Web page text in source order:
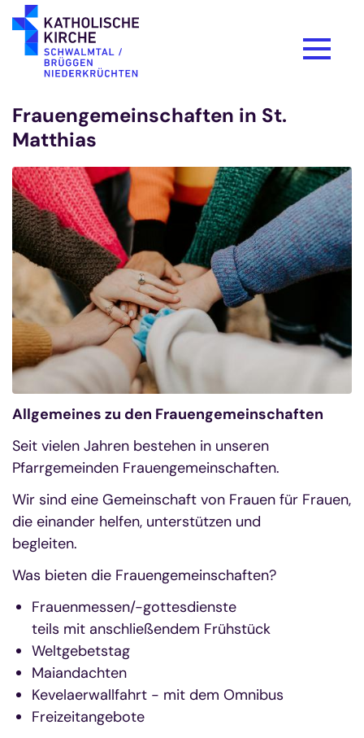
Zum Inhalt springen
Frauengemeinschaften in St.
Matthias
Allgemeines zu den Frauengemeinschaften
Seit vielen Jahren bestehen in unseren
Pfarrgemeinden Frauengemeinschaften.
Wir sind eine Gemeinschaft von Frauen für Frauen,
die einander helfen, unterstützen und
begleiten.
Was bieten die Frauengemeinschaften?
Frauenmessen/-gottesdienste
teils mit anschließendem Frühstück
Weltgebetstag
Maiandachten
Kevelaerwallfahrt - mit dem Omnibus
Freizeitangebote